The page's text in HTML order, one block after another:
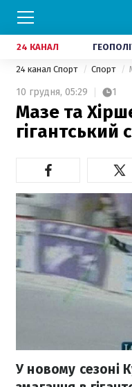
24 КАНАЛ
24 канал Спорт Спорт
10 грудня, 05:29 1
Мазе та
гігантський
У новому сезоні